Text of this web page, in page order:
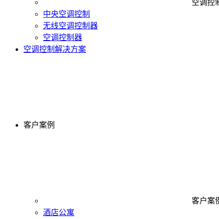
空调控
中央空调控制
无线空调控制器
空调控制器
空调控制解决方案
客户案例
客户案
酒店公寓